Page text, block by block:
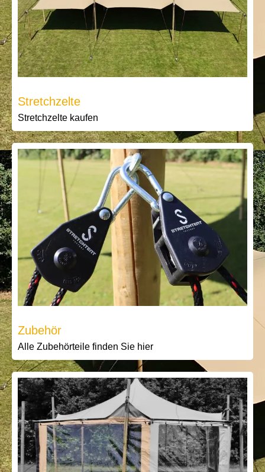
Stretchzelte
Stretchzelte kaufen
Zubehör
Alle Zubehörteile finden Sie hier